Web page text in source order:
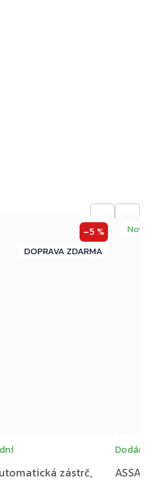
ZDARMA
–5 %
zástrč,
ASSA
Dodání